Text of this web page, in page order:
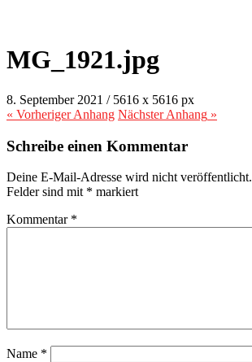
MG_1921.jpg
8. September 2021 / 5616 x 5616 px
« VorherigerAnhang NächsterAnhang »
Schreibe einen Kommentar
Deine E-Mail-Adresse wird nicht veröffentlicht.
Felder sind mit * markiert
Kommentar *
Name *